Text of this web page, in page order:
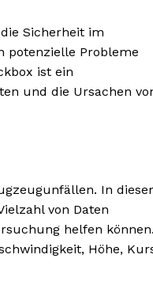
Sicherheit im
potenzielle Probleme
ist ein
und die Ursachen
In
von Daten
helfen
Höhe,